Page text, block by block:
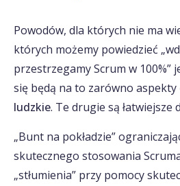
Powodów, dla których nie ma
których możemy powiedzieć
przestrzegamy Scrum w 100%”
się będą na to zarówno aspekty
ludzkie. Te drugie są łatwiejsze
„Bunt na pokładzie”
skutecznego stosowania
„stłumienia” przy pomocy